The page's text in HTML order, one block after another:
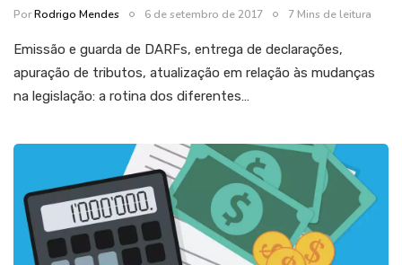
PorRodrigo Mendes 6 de setembro de 2017 7 Mins de leitura
Emissão e guarda de DARFs, entrega de declarações,
apuração de tributos, atualização em relação às mudanças
na legislação: a rotina dos diferentes…